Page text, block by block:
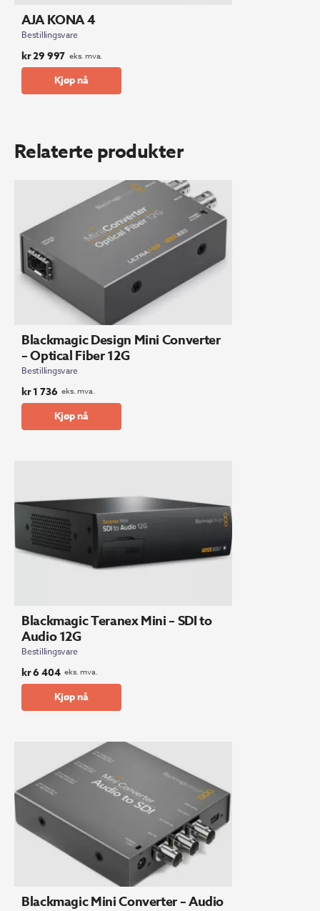
AJA KONA 4
Bestillingsvare
kr29 997 eks. mva.
Kjøp nå
Relaterte produkter
Blackmagic Design Mini Converter
– Optical Fiber 12G
Bestillingsvare
kr1 736 eks. mva.
Kjøp nå
Blackmagic Teranex Mini – SDI to
Audio 12G
Bestillingsvare
kr6 404 eks. mva.
Kjøp nå
Blackmagic Mini Converter – Audio